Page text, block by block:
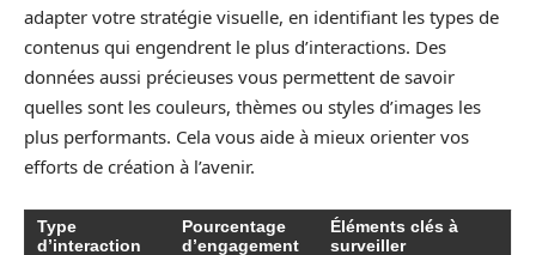
adapter votre stratégie visuelle, en identifiant les types de
contenus qui engendrent le plus d’interactions. Des
données aussi précieuses vous permettent de savoir
quelles sont les couleurs, thèmes ou styles d’images les
plus performants. Cela vous aide à mieux orienter vos
efforts de création à l’avenir.
Type
d’interaction
Pourcentage
d’engagement
Éléments clés à
surveiller